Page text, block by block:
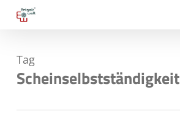
Skip
content
Tag
Scheinselbstständigkeit